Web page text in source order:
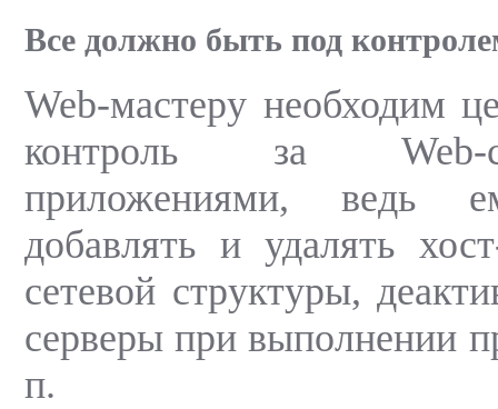
Все должно быть под
Web-мастеру необходим
контроль за Web-
приложениями, ведь
добавлять и удалять
сетевой структуры,
серверы при выполнении
п.